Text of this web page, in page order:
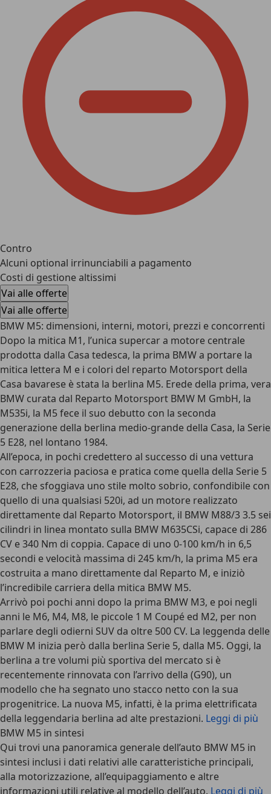
Contro
Alcuni optional irrinunciabili a pagamento
Costi di gestione altissimi
Vai alle offerte
Vai alle offerte
BMW M5: dimensioni, interni, motori, prezzi e concorrenti
Dopo la mitica M1, l’unica supercar a motore centrale
prodotta dalla Casa tedesca, la prima BMW a portare la
mitica lettera M e i colori del reparto Motorsport della
Casa bavarese è stata la berlina M5. Erede della prima, vera
BMW curata dal Reparto Motorsport BMW M GmbH, la
M535i, la M5 fece il suo debutto con la seconda
generazione della berlina medio-grande della Casa, la Serie
5 E28, nel lontano 1984.
All’epoca, in pochi credettero al successo di una vettura
con carrozzeria paciosa e pratica come quella della Serie 5
E28, che sfoggiava uno stile molto sobrio, confondibile con
quello di una qualsiasi 520i, ad un motore realizzato
direttamente dal Reparto Motorsport, il BMW M88/3 3.5 sei
cilindri in linea montato sulla BMW M635CSi, capace di 286
CV e 340 Nm di coppia. Capace di uno 0-100 km/h in 6,5
secondi e velocità massima di 245 km/h, la prima M5 era
costruita a mano direttamente dal Reparto M, e iniziò
l’incredibile carriera della mitica BMW M5.
Arrivò poi pochi anni dopo la prima BMW M3, e poi negli
anni le M6, M4, M8, le piccole 1 M Coupé ed M2, per non
parlare degli odierni SUV da oltre 500 CV. La leggenda delle
BMW M inizia però dalla berlina Serie 5, dalla M5. Oggi, la
berlina a tre volumi più sportiva del mercato si è
recentemente rinnovata con l’arrivo della (G90), un
modello che ha segnato uno stacco netto con la sua
progenitrice. La nuova M5, infatti, è la prima elettrificata
della leggendaria berlina ad alte prestazioni. Leggi di più
BMW M5 in sintesi
Qui trovi una panoramica generale dell’auto BMW M5 in
sintesi inclusi i dati relativi alle caratteristiche principali,
alla motorizzazione, all’equipaggiamento e altre
informazioni utili relative al modello dell’auto. Leggi di più